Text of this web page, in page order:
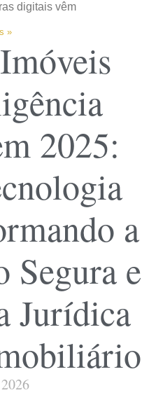
digitais vêm
»
2025:
a
Segura e
Jurídica